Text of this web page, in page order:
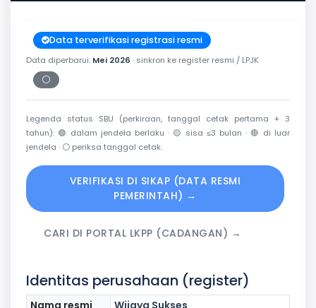
Data terverifikasi registrasi resmi
Data diperbarui: Mei 2026 · sinkron ke register resmi / LPJK
⚪
Periksa tanggal cetak
Legenda status SBU (perkiraan, tanggal cetak pertama + 3
tahun): 🟢 dalam jendela berlaku · 🟡 sisa ≤3 bulan · 🔴 di luar
jendela · ⚪ periksa tanggal cetak.
VERIFIKASI DI SIKAP (DATA RESMI
PEMERINTAH) →
CARI DI PORTAL LKPP (CADANGAN) →
Identitas perusahaan (register)
Nama resmi
Wijaya Sukses